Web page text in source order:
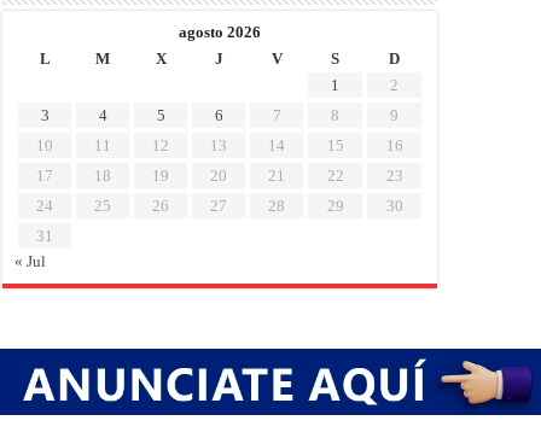
agosto 2026
L
M X J V S
D
1
2
3
4 5 6 7 8
9
10
11 12 13 14 15
16
17
18 19 20 21 22
23
24
25 26 27 28 29
30
31
« Jul